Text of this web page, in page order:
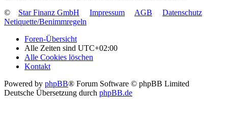
©
Star Finanz GmbH Impressum AGB
Datenschutz
Netiquette/Benimmregeln
Foren-Übersicht
Alle Zeiten sind UTC+02:00
Alle Cookies löschen
Kontakt
Powered by phpBB® Forum Software © phpBB Limited
Deutsche Übersetzung durch phpBB.de